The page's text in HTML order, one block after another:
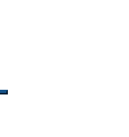
Zoeken